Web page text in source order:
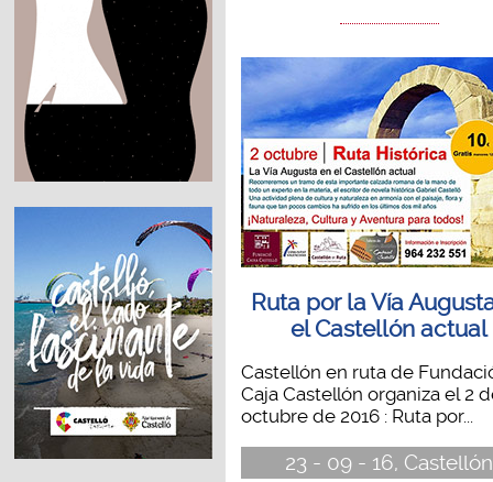
Ruta por la Vía
el Castellón actual
Castellón en ruta de
Caja Castellón organiza el 2
octubre de 2016 : Ruta por...
23 - 09 - 16, Castellón